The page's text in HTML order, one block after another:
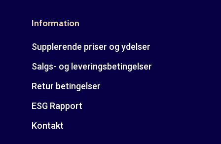
Information
Supplerende priser og ydelser
Salgs- og leveringsbetingelser
Retur betingelser
ESG Rapport
Kontakt